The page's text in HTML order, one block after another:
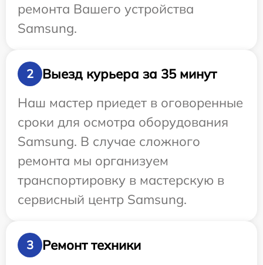
ремонта Вашего устройства
Samsung.
2
Выезд курьера за 35 минут
Наш мастер приедет в оговоренные
сроки для осмотра оборудования
Samsung. В случае сложного
ремонта мы организуем
транспортировку в мастерскую в
сервисный центр Samsung.
3
Ремонт техники